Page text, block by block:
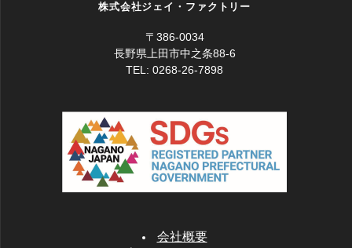
DVDトールケー
1枚5,500円(印刷版製作・印刷代
込み)
DVDトールケースを同時購入く
クリア 1
ブラック 1
株式会社ジェイ・ファクトリー
〒386-0034
長野県上田市中之条88-6
TEL: 0268-26-7898
会社概要